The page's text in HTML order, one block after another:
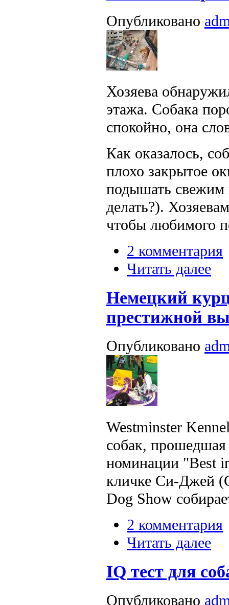
Опубликовано
Хозяева
этажа. Собака
спокойно, она
Как оказалось,
плохо закрытое
подышать свежим
делать?).
чтобы любимого
2 комментария
Читать далее
Немецкий
престижной
Опубликовано
Westminster
собак,
номинации "Best
кличке Си-Джей
Dog Show
2 комментария
Читать далее
IQ тест для
Опубликовано